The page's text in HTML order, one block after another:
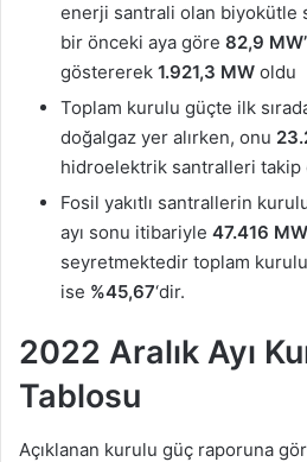
enerji santrali olan biyokütle
bir önceki aya göre 82,9
göstererek 1.921,3 MW oldu
Toplam kurulu güçte ilk
doğalgaz yer alırken, onu
hidroelektrik santralleri takip
Fosil yakıtlı santrallerin
ayı sonu itibariyle 47.416 MW
seyretmektedir toplam
ise %45,67‘dir.
2022 Aralık Ayı
Tablosu
Açıklanan kurulu güç raporuna